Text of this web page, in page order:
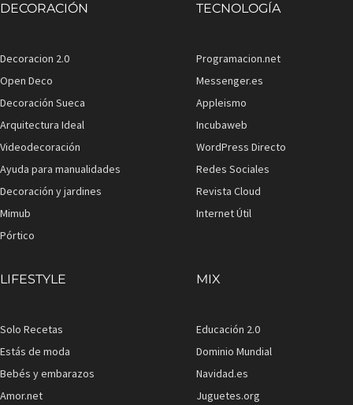
DECORACIÓN
Decoracion 2.0
Open Deco
Decoración Sueca
Arquitectura Ideal
Videodecoración
Ayuda para manualidades
Decoración y jardines
Mimub
Pórtico
TECNOLOGÍA
Programacion.net
Messenger.es
Appleismo
Incubaweb
WordPress Directo
Redes Sociales
Revista Cloud
Internet Útil
LIFESTYLE
Solo Recetas
Estás de moda
Bebés y embarazos
Amor.net
MIX
Educación 2.0
Dominio Mundial
Navidad.es
Juguetes.org